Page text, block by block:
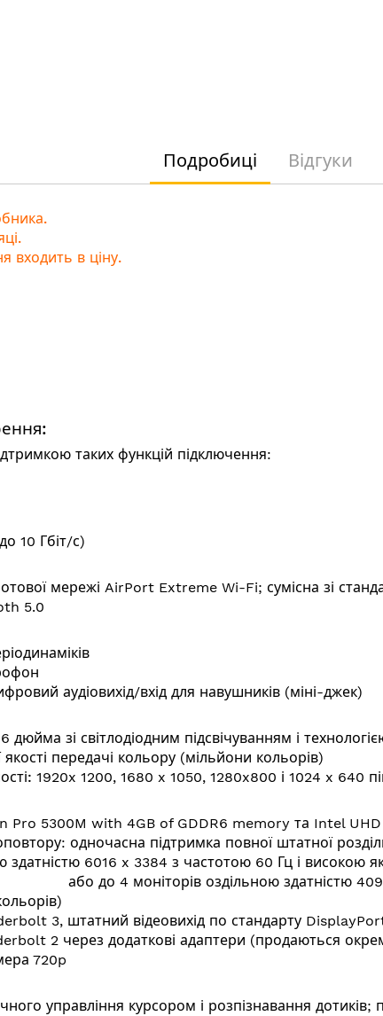
Подробиці
входить в ціну.
таких функцій підключення:
10 Гбіт/с)
мережі AirPort Extreme Wi-Fi; сумісна зі
5.0
аудіовихід/вхід для навушників (міні-джек)
дюйма зі світлодіодним підсвічуванням і
передачі кольору (мільйони кольорів)
1920x 1200, 1680 x 1050, 1280x800 і 1024 x 640
Pro 5300M with 4GB of GDDR6 memory та Intel
одночасна підтримка повної штатної
здатністю 6016 x 3384 з частотою 60 Гц і високою
оздільною здатністю 4096 x 2304
3, штатний відеовихід по стандарту
2 через додаткові адаптери (продаються
720p
управління курсором і розпізнавання дотиків;
Відгуки